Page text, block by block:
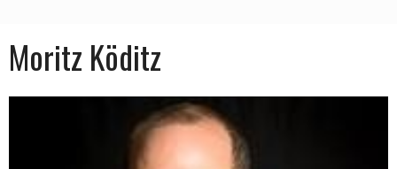
Moritz Köditz